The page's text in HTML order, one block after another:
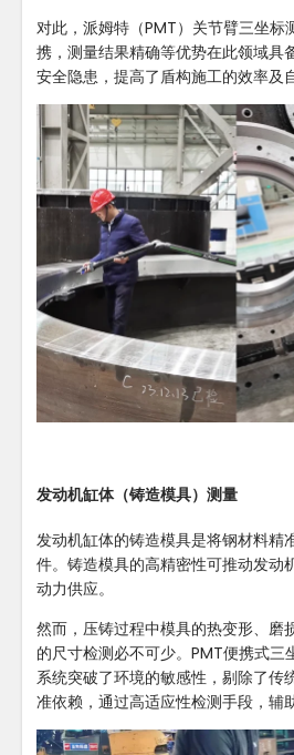
对此，派姆特（PMT）关节臂三坐标
携，测量结果精确等优势在此领域具
安全隐患，提高了盾构施工的效率及
发动机缸体（铸造模具）测量
发动机缸体的铸造模具是将钢材料精
件。铸造模具的高精密性可推动发动
动力供应。
然而，压铸过程中模具的热变形、磨
的尺寸检测必不可少。PMT便携式
系统突破了环境的敏感性，剔除了传
准依赖，通过高适应性检测手段，辅